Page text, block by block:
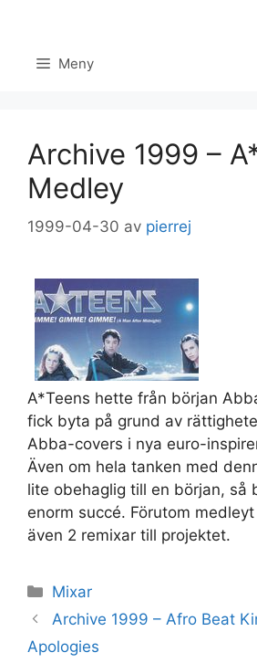
innehåll Meny
Archive 1999 –
Medley
1999-04-30 av pierrej
A*Teens hette från början
fick byta på grund av
Abba-covers i nya euro-
Även om hela tanken med
lite obehaglig till en början, så
enorm succé. Förutom
även 2 remixar till projektet.
Kategorier
Mixar
Archive 1999 – Afro Beat
Apologies